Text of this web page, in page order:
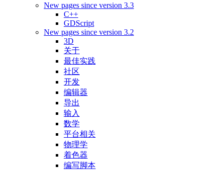
New pages since version 3.3
C++
GDScript
New pages since version 3.2
3D
关于
最佳实践
社区
开发
编辑器
导出
输入
数学
平台相关
物理学
着色器
编写脚本